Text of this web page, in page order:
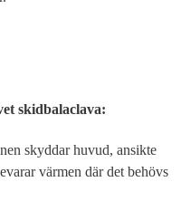
skidbalaclava:
skyddar huvud, ansikte
värmen där det behövs